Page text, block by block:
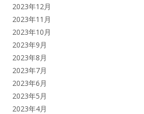
2023年12月
2023年11月
2023年10月
2023年9月
2023年8月
2023年7月
2023年6月
2023年5月
2023年4月